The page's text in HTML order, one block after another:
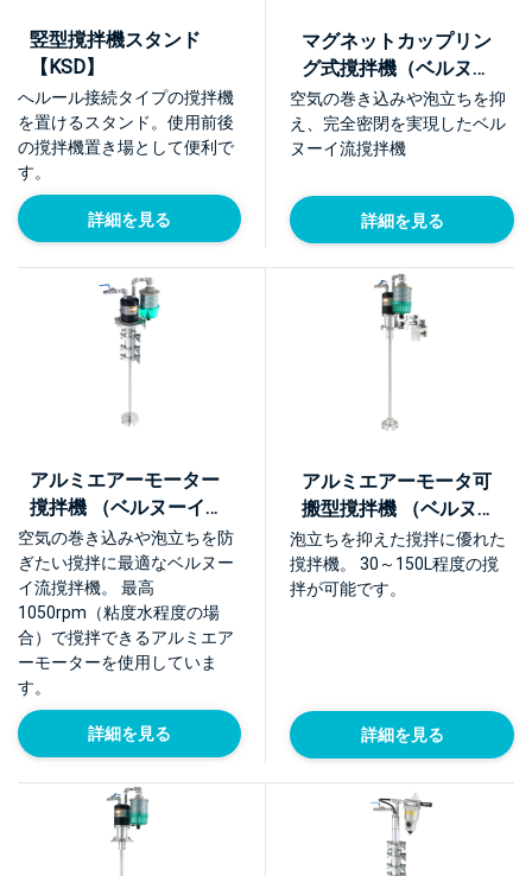
竪型撹拌機スタンド
【KSD】
へルール接続タイプの撹拌機
を置けるスタンド。使用前後
の撹拌機置き場として便利で
す。
詳細を見る
マグネットカップリン
グ式撹拌機（ベルヌー
イ流撹拌体BEAG E型)
【NTME-MG】
空気の巻き込みや泡立ちを抑
え、完全密閉を実現したベル
ヌーイ流撹拌機
詳細を見る
アルミエアーモーター
撹拌機 （ベルヌーイ流
撹拌体BEAG E型）
【NTMA-A】
空気の巻き込みや泡立ちを防
ぎたい撹拌に最適なベルヌー
イ流撹拌機。 最高
1050rpm（粘度水程度の場
合）で撹拌できるアルミエア
ーモーターを使用していま
す。
詳細を見る
アルミエアーモータ可
搬型撹拌機 （ベルヌー
イ流撹拌体BEAG E型）
【NTMA-A-PO】
泡立ちを抑えた撹拌に優れた
撹拌機。 30～150L程度の撹
拌が可能です。
詳細を見る